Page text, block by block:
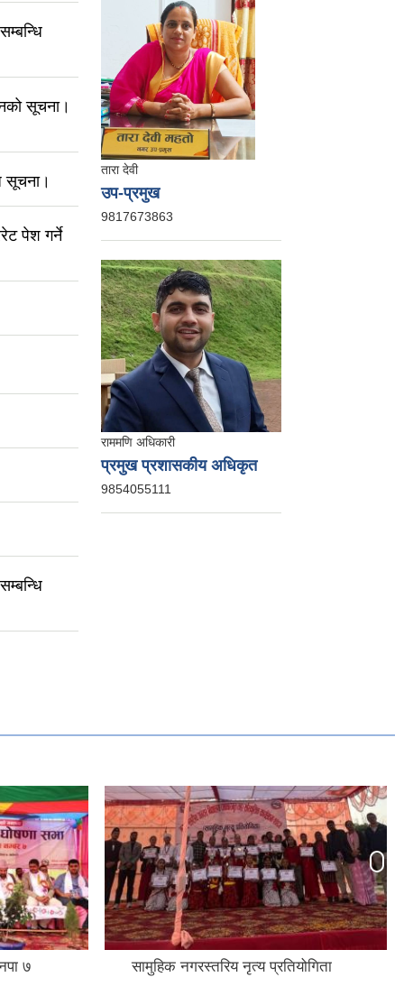
सूचना।
सूचना।
पेश गर्ने
तारा देवी
उप-प्रमुख
9817673863
राममणि अधिकारी
प्रमुख प्रशासकीय अधिकृत
9854055111
७ सामुहिक नगरस्तरिय नृत्य प्रतियोगिता